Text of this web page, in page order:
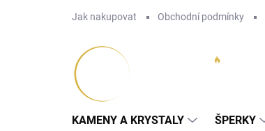
Jak nakupovat Obchodní podmínky
KAMENY A KRYSTALY ŠPERKY